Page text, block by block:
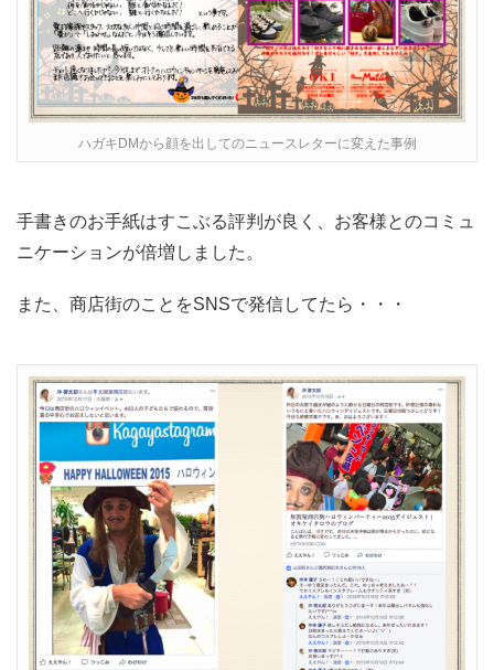
ハガキDMから顔を出してのニュースレターに変えた事例
手書きのお手紙はすこぶる評判が良く、お客様とのコミュ
ニケーションが倍増しました。
また、商店街のことをSNSで発信してたら・・・